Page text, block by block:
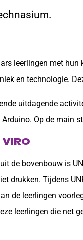
leerlingen met
en technologie.
uitdagende
Op de main
de bovenbouw is
drukken. Tijdens
de leerlingen
leerlingen die net